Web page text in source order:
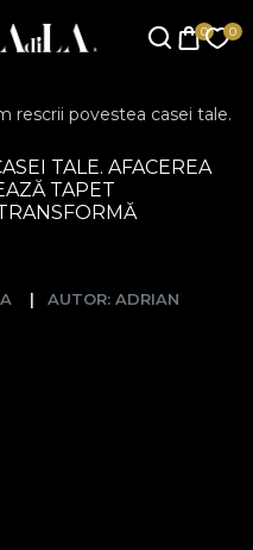
rescrii povestea casei tale.
TALE. AFACEREA
TAPET
AUTOR: ADRIAN